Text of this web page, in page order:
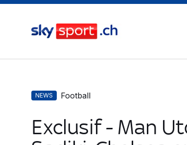
NEWS Football
Exclusif - Man